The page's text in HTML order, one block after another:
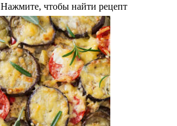
Нажмите, чтобы найти рецепт